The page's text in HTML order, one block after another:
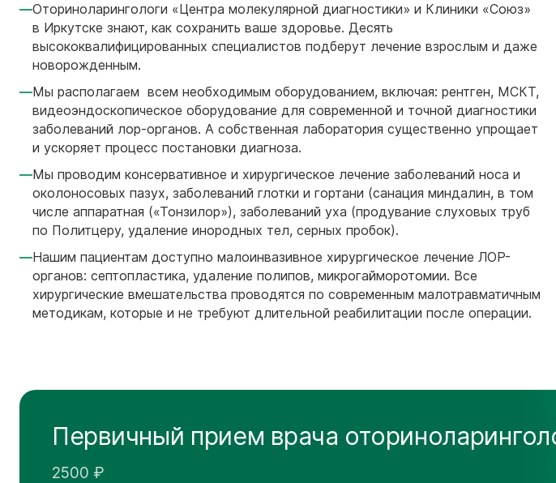
Оториноларингологи «Центра молекулярной диагностики» и Клиники «Союз»
в Иркутске знают, как сохранить ваше здоровье. Десять
высококвалифицированных специалистов подберут лечение взрослым и даже
новорожденным.
Мы располагаем всем необходимым оборудованием, включая: рентген, МСКТ,
видеоэндоскопическое оборудование для современной и точной диагностики
заболеваний лор-органов. А собственная лаборатория существенно упрощает
и ускоряет процесс постановки диагноза.
Мы проводим консервативное и хирургическое лечение заболеваний носа и
околоносовых пазух, заболеваний глотки и гортани (санация миндалин, в том
числе аппаратная («Тонзилор»), заболеваний уха (продувание слуховых труб
по Политцеру, удаление инородных тел, серных пробок).
Нашим пациентам доступно малоинвазивное хирургическое лечение ЛОР-
органов: септопластика, удаление полипов, микрогайморотомии. Все
хирургические вмешательства проводятся по современным малотравматичным
методикам, которые и не требуют длительной реабилитации после операции.
Первичный прием врача
2500 ₽